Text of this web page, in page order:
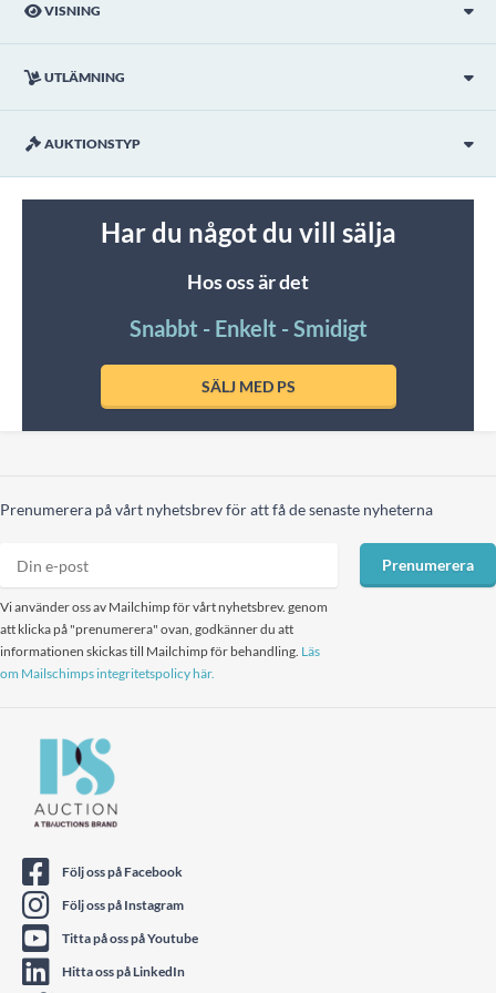
VISNING
UTLÄMNING
AUKTIONSTYP
Har du något du vill sälja
Hos oss är det
Snabbt - Enkelt - Smidigt
SÄLJ MED PS
Prenumerera på vårt nyhetsbrev för att få de senaste nyheterna
Vi använder oss av Mailchimp för vårt nyhetsbrev. genom
att klicka på "prenumerera" ovan, godkänner du att
informationen skickas till Mailchimp för behandling. Läs
om Mailschimps integritetspolicy här.
Prenumerera
Följ oss på Facebook
Följ oss på Instagram
Titta på oss på Youtube
Hitta oss på LinkedIn